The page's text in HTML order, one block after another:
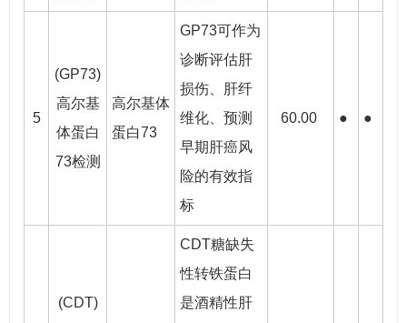
5
(GP73)
高尔基
体蛋白
73检测
高尔基体
蛋白73
GP73可作为
诊断评估肝
损伤、肝纤
维化、预测
早期肝癌风
险的有效指
标
60.00 ● ●
(CDT)
CDT糖缺失
性转铁蛋白
是酒精性肝